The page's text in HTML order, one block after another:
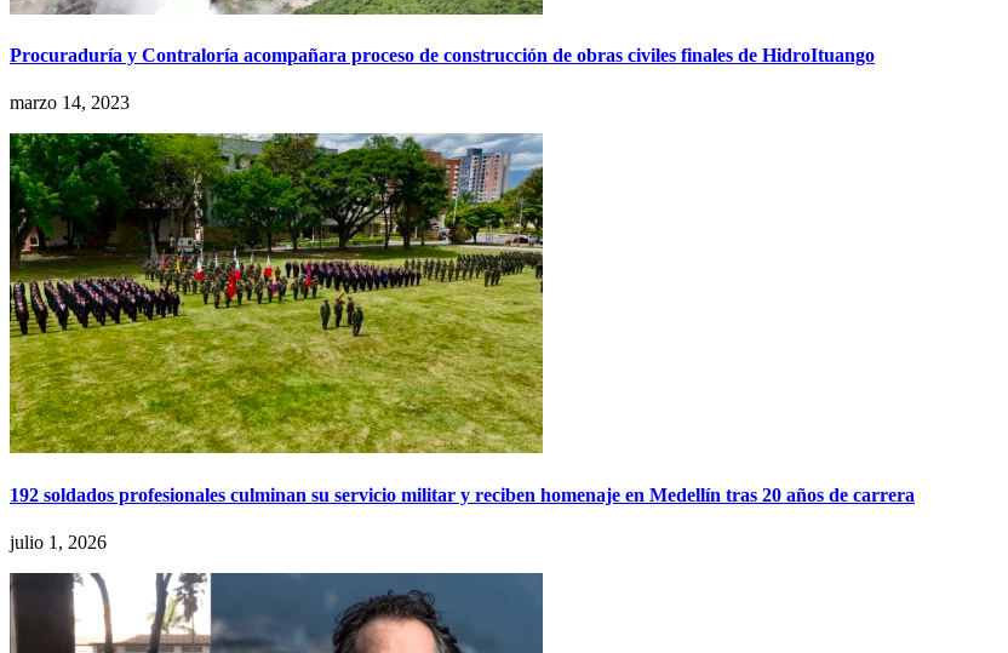
Procuraduría y Contraloría acompañara proceso de construcción de obras civiles finales de HidroItuango
marzo 14, 2023
192 soldados profesionales culminan su servicio militar y reciben homenaje en Medellín tras 20 años de carrera
julio 1, 2026